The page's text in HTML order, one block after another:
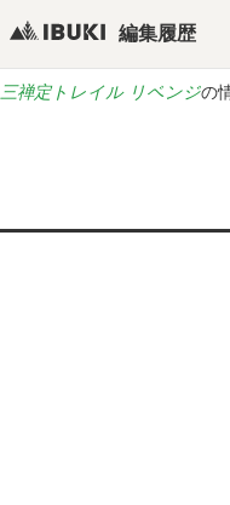
編集履歴
三禅定トレイル リベンジの